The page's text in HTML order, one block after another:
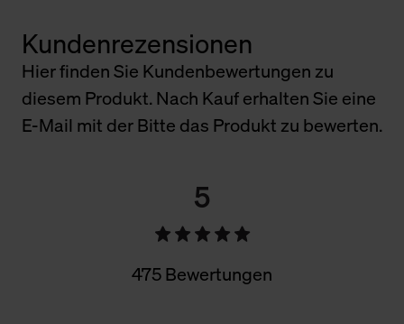
Kundenrezensionen
Hier finden Sie Kundenbewertungen zu
diesem Produkt. Nach Kauf erhalten Sie eine
E-Mail mit der Bitte das Produkt zu bewerten.
5
475 Bewertungen